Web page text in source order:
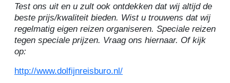
Test ons uit en u zult ook ontdekken dat wij altijd de
beste prijs/kwaliteit bieden. Wist u trouwens dat wij
regelmatig eigen reizen organiseren. Speciale reizen
tegen speciale prijzen. Vraag ons hiernaar. Of kijk
op:
http://www.dolfijnreisburo.nl/